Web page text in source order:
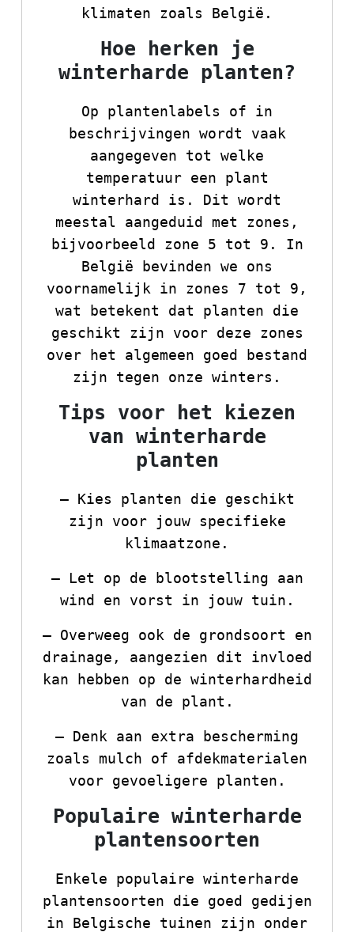
klimaten zoals België.
Hoe herken je
winterharde planten?
Op plantenlabels of in
beschrijvingen wordt vaak
aangegeven tot welke
temperatuur een plant
winterhard is. Dit wordt
meestal aangeduid met zones,
bijvoorbeeld zone 5 tot 9. In
België bevinden we ons
voornamelijk in zones 7 tot 9,
wat betekent dat planten die
geschikt zijn voor deze zones
over het algemeen goed bestand
zijn tegen onze winters.
Tips voor het kiezen
van winterharde
planten
– Kies planten die geschikt
zijn voor jouw specifieke
klimaatzone.
– Let op de blootstelling aan
wind en vorst in jouw tuin.
– Overweeg ook de grondsoort en
drainage, aangezien dit invloed
kan hebben op de winterhardheid
van de plant.
– Denk aan extra bescherming
zoals mulch of afdekmaterialen
voor gevoeligere planten.
Populaire winterharde
plantensoorten
Enkele populaire winterharde
plantensoorten die goed gedijen
in Belgische tuinen zijn onder